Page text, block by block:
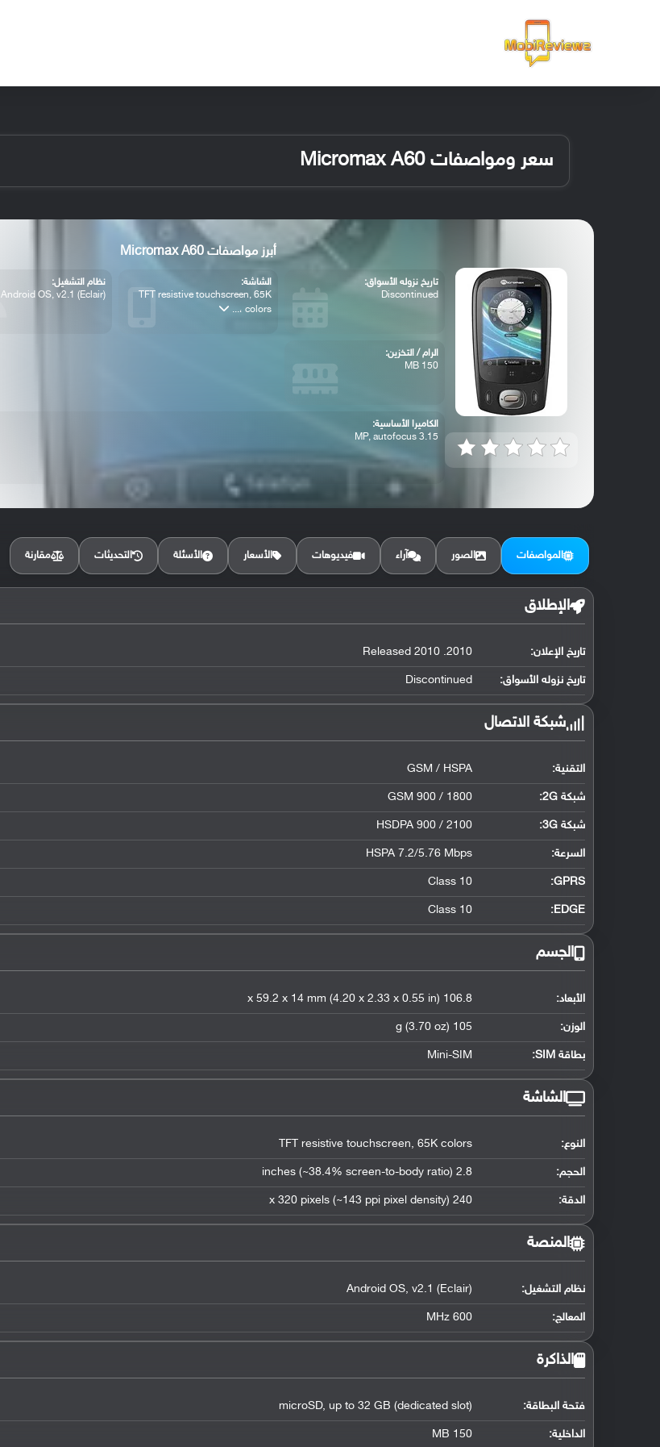
سعر ومواصفات Micromax A60
أبرز مواصفات Micromax A60
تاريخ نزوله الأسواق:
Discontinued
الشاشة:
TFT resistive touchscreen, 65K
colors ،...
نظام التشغيل:
Android OS, v2.1 (Eclair)
الرام / التخزين:
150 MB
الكاميرا الأساسية:
3.15 MP, autofocus
المواصفات الصور آراء فيديوهات الأسعار الأسئلة التحديثات مقارنة
الإطلاق
تاريخ الإعلان: 2010. Released 2010
تاريخ نزوله الأسواق: Discontinued
شبكة الاتصال
التقنية: GSM / HSPA
شبكة 2G: GSM 900 / 1800
شبكة 3G :
HSDPA 900 / 2100
السرعة: HSPA 7.2/5.76 Mbps
GPRS:
Class 10
EDGE:
Class 10
الجسم
الأبعاد: 106.8 x 59.2 x 14 mm (4.20 x 2.33 x 0.55 in)
الوزن: 105 g (3.70 oz)
بطاقة SIM: Mini-SIM
الشاشة
النوع: TFT resistive touchscreen, 65K colors
الحجم: 2.8 inches (~38.4% screen-to-body ratio)
الدقة: 240 x 320 pixels (~143 ppi pixel density)
المنصة
نظام التشغيل:
Android OS, v2.1 (Eclair)
المعالج:
600 MHz
الذاكرة
فتحة البطاقة: microSD, up to 32 GB (dedicated slot)
الداخلية: 150 MB